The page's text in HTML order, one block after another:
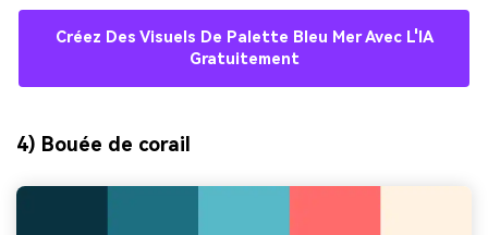
Créez Des Visuels De Palette Bleu Mer Avec L'IA
Gratuitement
4) Bouée de corail